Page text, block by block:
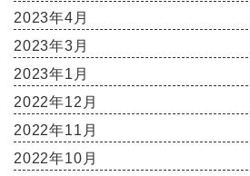
2023年4月
2023年3月
2023年1月
2022年12月
2022年11月
2022年10月